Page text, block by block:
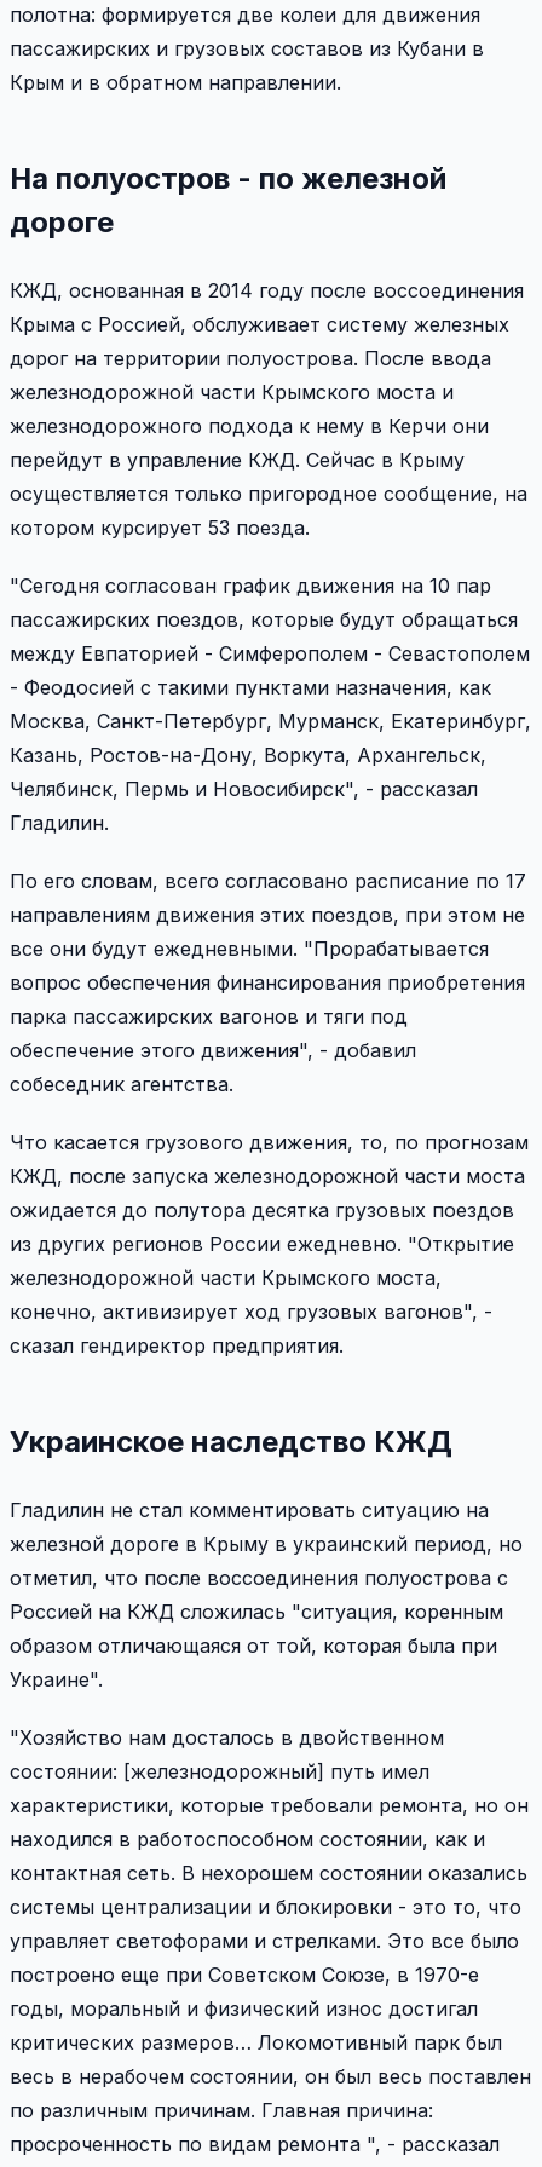
полотна: формируется две колеи для движения
пассажирских и грузовых составов из Кубани в
Крым и в обратном направлении.
На полуостров - по железной
дороге
КЖД, основанная в 2014 году после воссоединения
Крыма с Россией, обслуживает систему железных
дорог на территории полуострова. После ввода
железнодорожной части Крымского моста и
железнодорожного подхода к нему в Керчи они
перейдут в управление КЖД. Сейчас в Крыму
осуществляется только пригородное сообщение, на
котором курсирует 53 поезда.
"Сегодня согласован график движения на 10 пар
пассажирских поездов, которые будут обращаться
между Евпаторией - Симферополем - Севастополем
- Феодосией с такими пунктами назначения, как
Москва, Санкт-Петербург, Мурманск, Екатеринбург,
Казань, Ростов-на-Дону, Воркута, Архангельск,
Челябинск, Пермь и Новосибирск", - рассказал
Гладилин.
По его словам, всего согласовано расписание по 17
направлениям движения этих поездов, при этом не
все они будут ежедневными. "Прорабатывается
вопрос обеспечения финансирования приобретения
парка пассажирских вагонов и тяги под
обеспечение этого движения", - добавил
собеседник агентства.
Что касается грузового движения, то, по прогнозам
КЖД, после запуска железнодорожной части моста
ожидается до полутора десятка грузовых поездов
из других регионов России ежедневно. "Открытие
железнодорожной части Крымского моста,
конечно, активизирует ход грузовых вагонов", -
сказал гендиректор предприятия.
Украинское наследство КЖД
Гладилин не стал комментировать ситуацию на
железной дороге в Крыму в украинский период, но
отметил, что после воссоединения полуострова с
Россией на КЖД сложилась "ситуация, коренным
образом отличающаяся от той, которая была при
Украине".
"Хозяйство нам досталось в двойственном
состоянии: [железнодорожный] путь имел
характеристики, которые требовали ремонта, но он
находился в работоспособном состоянии, как и
контактная сеть. В нехорошем состоянии оказались
системы централизации и блокировки - это то, что
управляет светофорами и стрелками. Это все было
построено еще при Советском Союзе, в 1970-е
годы, моральный и физический износ достигал
критических размеров… Локомотивный парк был
весь в нерабочем состоянии, он был весь поставлен
по различным причинам. Главная причина:
просроченность по видам ремонта ", - рассказал